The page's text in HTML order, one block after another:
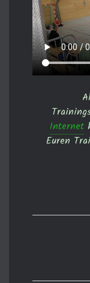
Internet
Euren